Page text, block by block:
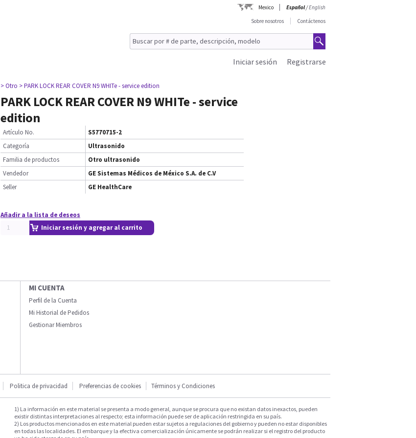
Mexico Español/English
Sobre nosotros
Contáctenos
Registrarse
Iniciar sesión
> Otro > PARK LOCK REAR COVER N9 WHITe - service edition
PARK LOCK REAR COVER N9 WHITe - service
edition
Artículo No.
S5770715-2
Categoría
Ultrasonido
Familia de productos
Otro ultrasonido
Vendedor
GE Sistemas Médicos de México S.A. de C.V
Seller
GE HealthCare
Añadir a la lista de deseos
Iniciar sesión y agregar al carrito
MI CUENTA
Perfil de la Cuenta
Mi Historial de Pedidos
Gestionar Miembros
Politica de privacidad Preferencias de cookies Términos y Condiciones
1) La información en este material se presenta a modo general, aunque se procura que no existan datos inexactos, pueden
existir distintas interpretaciones al respecto; esta información puede ser de aplicación restringida en su país.
2) Los productos mencionados en este material pueden estar sujetos a regulaciones del gobierno y pueden no estar disponibles
en todas las localidades. El embarque y la efectiva comercialización únicamente se podrán realizar si el registro del producto